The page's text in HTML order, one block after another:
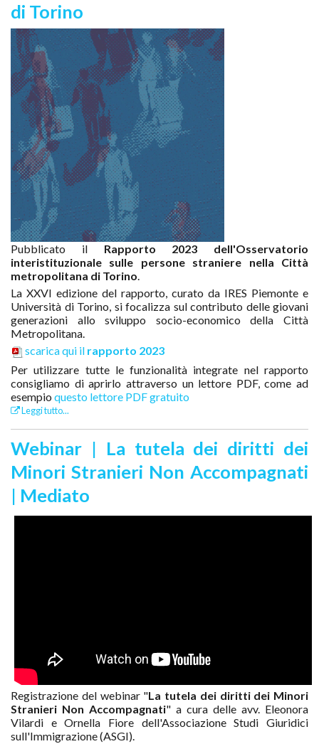
di Torino
Pubblicato ilRapporto 2023 dell'Osservatorio
interistituzionale sulle persone straniere nella Città
metropolitana di Torino.
La XXVI edizione del rapporto, curato da IRES Piemonte e
Università di Torino, si focalizza sul contributo delle giovani
generazioni allo sviluppo socio-economico della Città
Metropolitana.
scarica qui il rapporto 2023
Per utilizzare tutte le funzionalità integrate nel rapporto
consigliamo di aprirlo attraverso un lettore PDF, come ad
esempio questo lettore PDF gratuito
Leggi tutto...
Webinar | La tutela dei diritti dei
Minori Stranieri Non Accompagnati
| Mediato
Registrazione del webinar "La tutela dei diritti dei Minori
Stranieri Non Accompagnati" a cura delle avv. Eleonora
Vilardi e Ornella Fiore dell'Associazione Studi Giuridici
sull'Immigrazione (ASGI).